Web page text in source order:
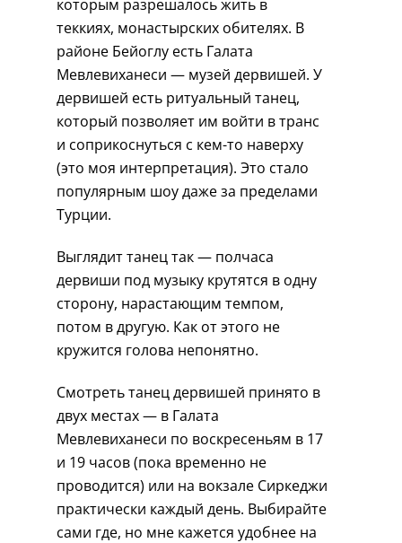
которым разрешалось жить в
теккиях, монастырских обителях. В
районе Бейоглу есть Галата
Мевлевиханеси — музей дервишей. У
дервишей есть ритуальный танец,
который позволяет им войти в транс
и соприкоснуться с кем-то наверху
(это моя интерпретация). Это стало
популярным шоу даже за пределами
Турции.
Выглядит танец так — полчаса
дервиши под музыку крутятся в одну
сторону, нарастающим темпом,
потом в другую. Как от этого не
кружится голова непонятно.
Смотреть танец дервишей принято в
двух местах — в Галата
Мевлевиханеси по воскресеньям в 17
и 19 часов (пока временно не
проводится) или на вокзале Сиркеджи
практически каждый день. Выбирайте
сами где, но мне кажется удобнее на